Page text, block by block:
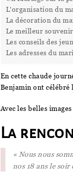
L'organisation du
La décoration du
Le meilleur
Les conseils des
Les adresses du
En cette chaude
Benjamin ont célébré
Avec les belles
La
« Nous nous
nos 18 ans le